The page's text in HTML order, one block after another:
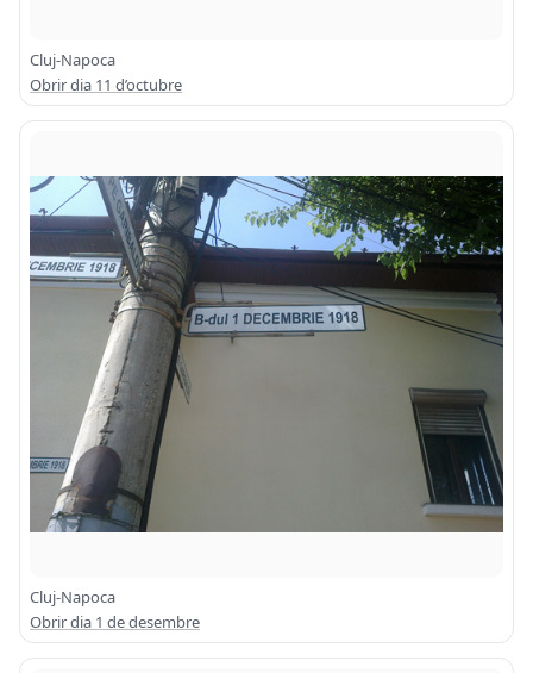
Cluj-Napoca
Obrir dia 11 d’octubre
Cluj-Napoca
Obrir dia 1 de desembre